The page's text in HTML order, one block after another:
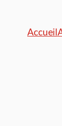
Accueil